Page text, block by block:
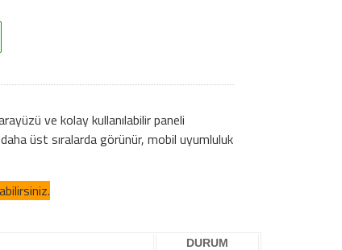
ve kolay kullanılabilir paneli
üst sıralarda görünür, mobil uyumluluk
DURUM